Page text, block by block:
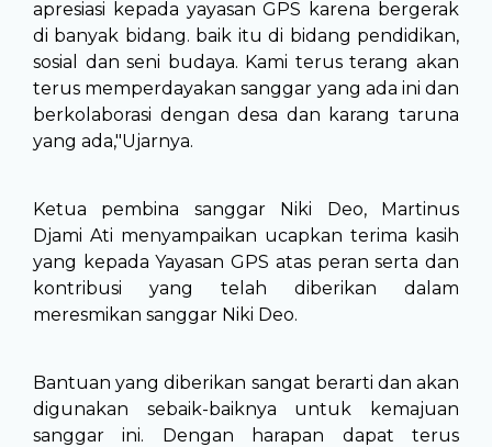
apresiasi kepada yayasan GPS karena bergerak
di banyak bidang. baik itu di bidang pendidikan,
sosial dan seni budaya. Kami terus terang akan
terus memperdayakan sanggar yang ada ini dan
berkolaborasi dengan desa dan karang taruna
yang ada,"Ujarnya.
Ketua pembina sanggar Niki Deo, Martinus
Djami Ati menyampaikan ucapkan terima kasih
yang kepada Yayasan GPS atas peran serta dan
kontribusi yang telah diberikan dalam
meresmikan sanggar Niki Deo.
Bantuan yang diberikan sangat berarti dan akan
digunakan sebaik-baiknya untuk kemajuan
sanggar ini. Dengan harapan dapat terus